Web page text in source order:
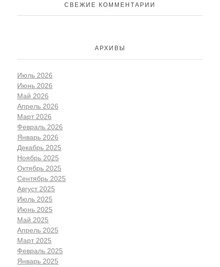
СВЕЖИЕ КОММЕНТАРИИ
АРХИВЫ
Июль 2026
Июнь 2026
Май 2026
Апрель 2026
Март 2026
Февраль 2026
Январь 2026
Декабрь 2025
Ноябрь 2025
Октябрь 2025
Сентябрь 2025
Август 2025
Июль 2025
Июнь 2025
Май 2025
Апрель 2025
Март 2025
Февраль 2025
Январь 2025